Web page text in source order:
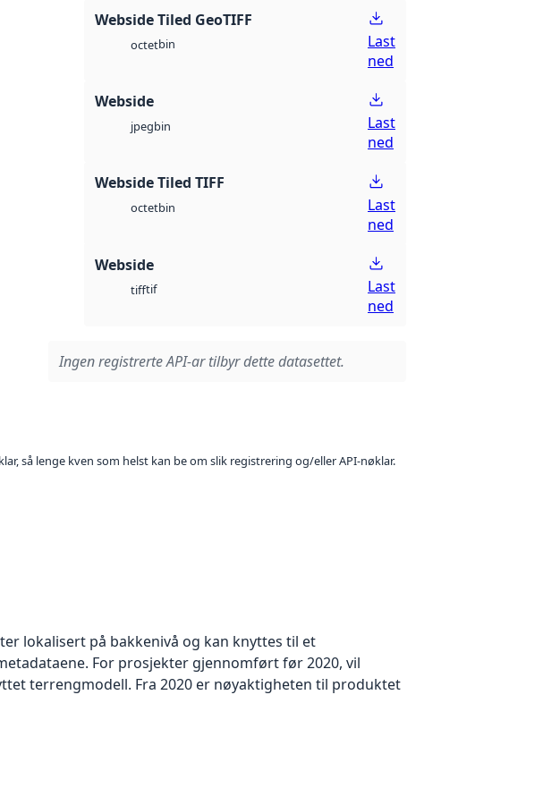
Webside Tiled GeoTIFF
octetbin
Last
ned
Webside
jpegbin
Last
ned
Webside Tiled TIFF
octetbin
Last
ned
Webside
tifftif
Last
ned
Ingen registrerte API-ar tilbyr dette datasettet.
så lenge kven som helst kan be om slik registrering og/eller API-nøklar.
lokalisert på bakkenivå og kan knyttes til et
For prosjekter gjennomført før 2020, vil
terrengmodell. Fra 2020 er nøyaktigheten til produktet